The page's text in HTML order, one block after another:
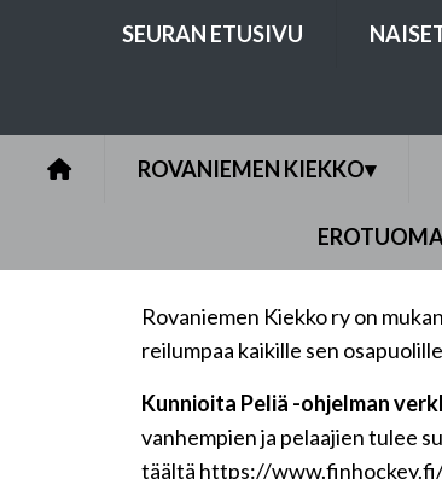
SEURAN ETUSIVU
ROVANIEMEN KIEKKO▾
Rovaniemen Kiekko ry on
reilumpaa kaikille sen
Kunnioita Peliä -ohjelman
vanhempien ja pelaajien tulee
täältä https://